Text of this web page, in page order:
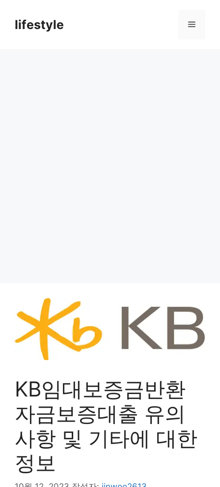
lifestyle 메
KB임대보증금반환
자금보증대출 유의
사항 및 기타에 대한
정보